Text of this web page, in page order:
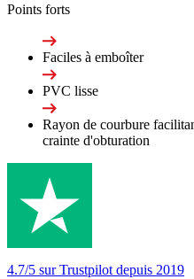
Points forts
Faciles à emboîter
PVC lisse
Rayon de courbure
crainte d'obturation
4.7/5 sur Trustpilot depuis 2019